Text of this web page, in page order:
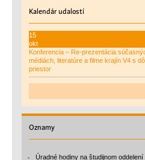
Kalendárudalostí
15
okt
Konferencia – Re-prezentácia
médiách, literatúre a filme krajín V4 s
priestor
Oznamy
Úradné hodiny na študijnom